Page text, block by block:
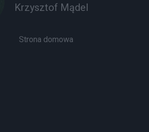
Krzysztof Mądel
Strona domowa